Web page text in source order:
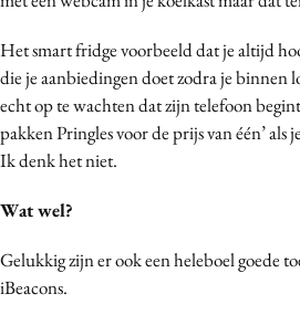
Reputatie & crisis
Het smart fridge voorbeeld dat je altijd
die je aanbiedingen doet zodra je binnen
echt op te wachten dat zijn telefoon
pakken Pringles voor de prijs van één’
Ik denk het niet.
Wat wel?
Gelukkig zijn er ook een heleboel goede
iBeacons.